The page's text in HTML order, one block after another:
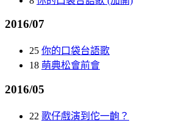
2016/07
25 你的口袋台語歌
18 萌典松會前會
2016/05
22 歌仔戲演到佗一齣？